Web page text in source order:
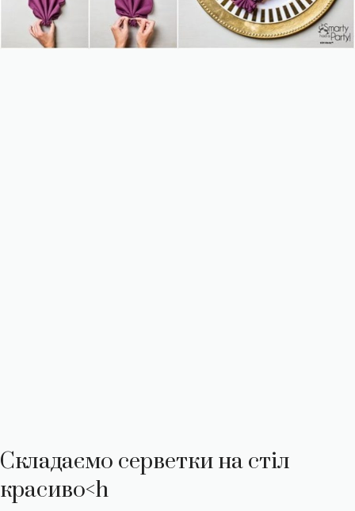
Складаємо серветки на стіл
красиво<h